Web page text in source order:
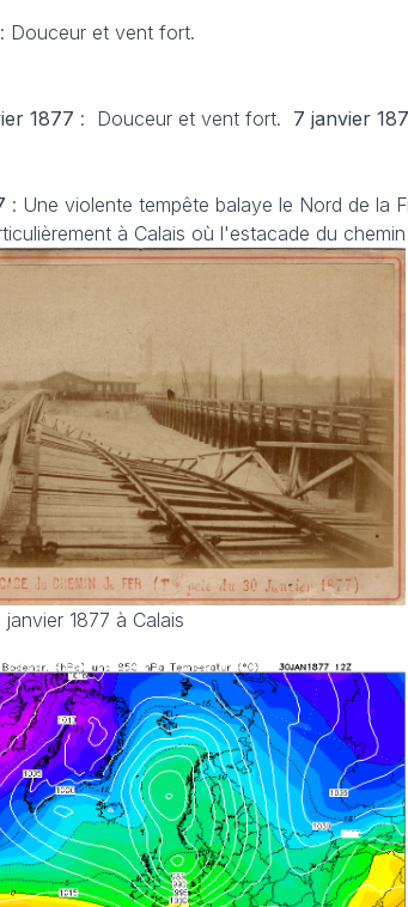
: Douceur et vent fort.
1877 : Douceur et vent fort. 7 janvier
: Une violente tempête balaye le Nord de la
à Calais où l'estacade du
1877 à Calais